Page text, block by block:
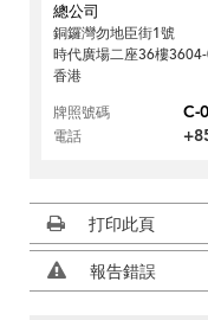
總公司
銅鑼灣勿地臣街1號
時代廣場二座36樓
香港
牌照號碼
C-
電話
打印此頁
報告錯誤